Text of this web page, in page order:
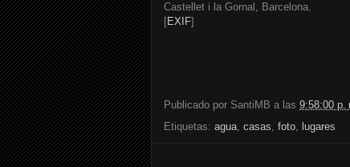
Castellet i la Gornal, Barcelona.
[EXIF]
Publicado por SantiMB a las 9:58:00 p.
Etiquetas: agua, casas, foto, lugares